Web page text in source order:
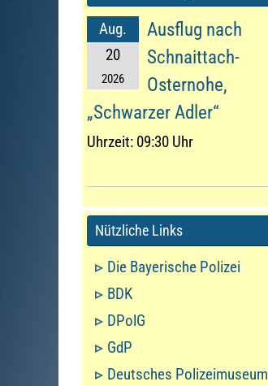
Aug.
20
2026
Ausflug nach
Schnaittach-
Osternohe,
„Schwarzer Adler“
Uhrzeit: 09:30 Uhr
Nützliche Links
Die Bayerische Polizei
BDK
DPolG
GdP
Deutsches Polizeimuseum